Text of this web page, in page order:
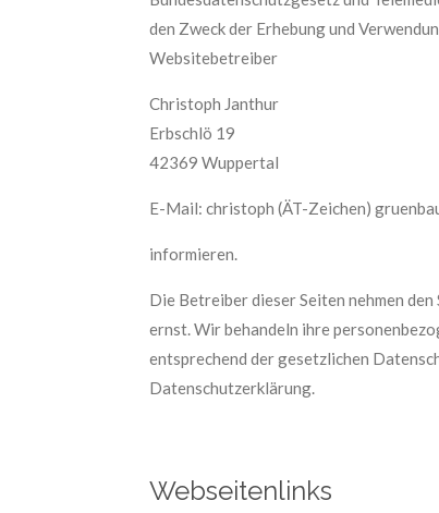
den Zweck der Erhebung und
Websitebetreiber
Christoph Janthur
Erbschlö 19
42369 Wuppertal
E-Mail: christoph (ÄT-Zeichen)
informieren.
Die Betreiber dieser Seiten nehmen
ernst. Wir behandeln ihre
entsprechend der gesetzlichen
Datenschutzerklärung.
Webseitenlinks